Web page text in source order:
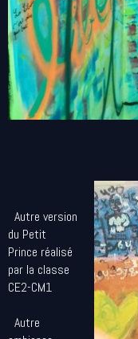
Autre version
du Petit
Prince réalisé
par la classe
CE2-CM1
Autre